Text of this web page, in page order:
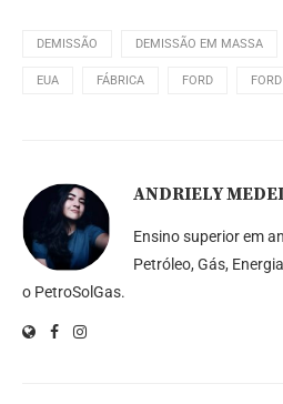
DEMISSÃO DEMISSÃO EM MASSA
EUA FÁBRICA FORD
ANDRIELY
Ensino superior em
Petróleo, Gás,
o PetroSolGas.